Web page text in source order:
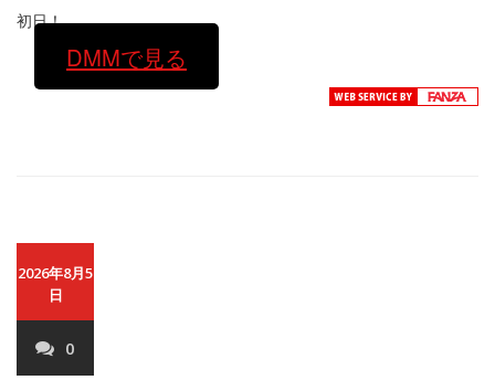
初日！
DMMで見る
2026年8月5
日
0